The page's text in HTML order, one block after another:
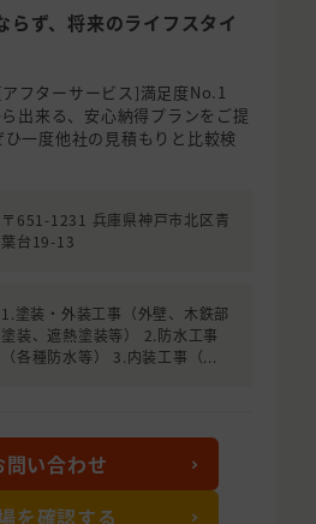
らず、将来のライフスタイ
フターサービス]満足度No.1
出来る、安心納得プランをご提
一度他社の見積もりと比較検
〒651-1231 兵庫県神戸市北区青
葉台19-13
1.塗装・外装工事（外壁、木鉄部
塗装、遮熱塗装等） 2.防水工事
（各種防水等） 3.内装工事（...
問い合わせ
を確認する